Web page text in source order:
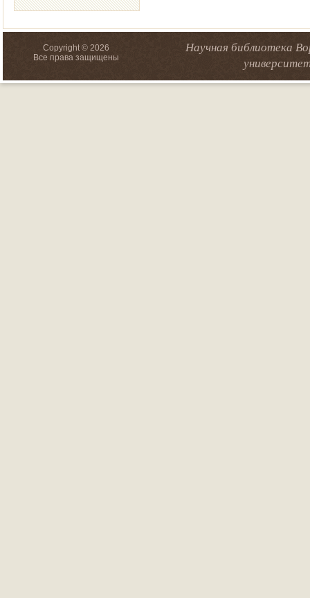
Copyright © 2026
Все права защищены
Научная библиотека